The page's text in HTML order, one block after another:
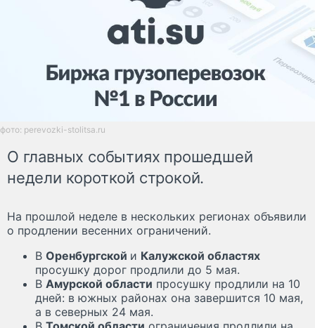
фото: perevozki-stolitsa.ru
О главных событиях прошедшей
недели короткой строкой.
На прошлой неделе в нескольких регионах объявили
о продлении весенних ограничений.
В Оренбургской и Калужской областях
просушку дорог продлили до 5 мая.
В Амурской области просушку продлили на 10
дней: в южных районах она завершится 10 мая,
а в северных 24 мая.